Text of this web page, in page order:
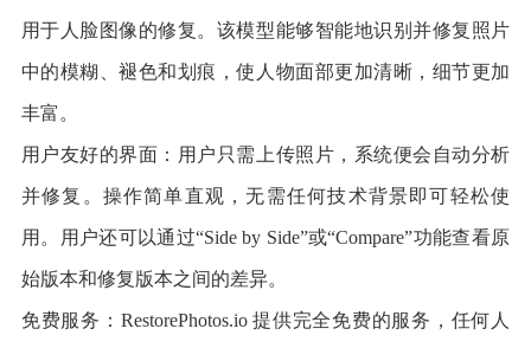
用于人脸图像的修复。该模型能够智能地识别并修复照片
中的模糊、褪色和划痕，使人物面部更加清晰，细节更加
丰富。
用户友好的界面：用户只需上传照片，系统便会自动分析
并修复。操作简单直观，无需任何技术背景即可轻松使
用。用户还可以通过“Side by Side”或“Compare”功能查看原
始版本和修复版本之间的差异。
免费服务：RestorePhotos.io 提供完全免费的服务，任何人